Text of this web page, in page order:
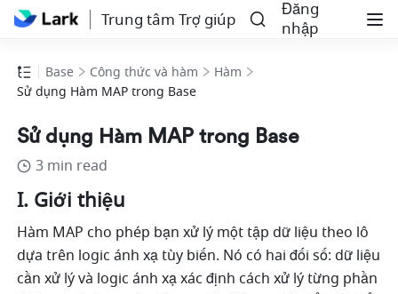
Trung tâm Trợ giúp
Đăng
nhập
Base Công thức và hàm
Hàm
Sử dụng Hàm MAP trong Base
Sử dụng Hàm MAP trong Base
3 min read
I. Giới thiệu
Hàm MAP cho phép bạn xử lý một tập dữ liệu theo lô
dựa trên logic ánh xạ tùy biến. Nó có hai đối số: dữ liệu
cần xử lý và logic ánh xạ xác định cách xử lý từng phần